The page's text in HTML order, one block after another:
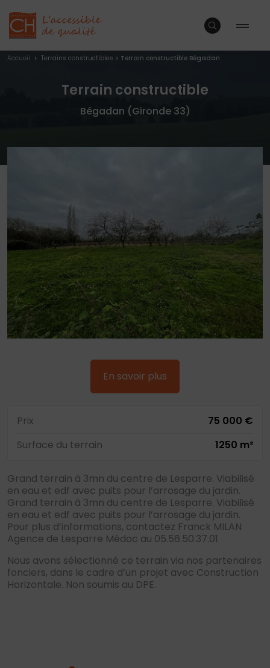
Accueil > Terrains constructibles > Terrain constructible Bégadan
Terrain constructible
Bégadan (Gironde 33)
En savoir plus
Prix
75 000 €
Surface du terrain
1250 m²
Grand terrain à 3mn du centre de Lesparre. Viabilisé
en eau et edf avec puits pour l’arrosage du jardin.
Grand terrain à 3mn du centre de Lesparre. Viabilisé
en eau et edf avec puits pour l’arrosage du jardin.
Pour plus d’informations, contactez Franck MILAN
Agence de Lesparre Médoc au 05.56.50.37.01
Nous avons sélectionné ce terrain via nos partenaires
fonciers, dans le cadre d’un projet avec Construction
Horizontale. Non soumis au DPE.